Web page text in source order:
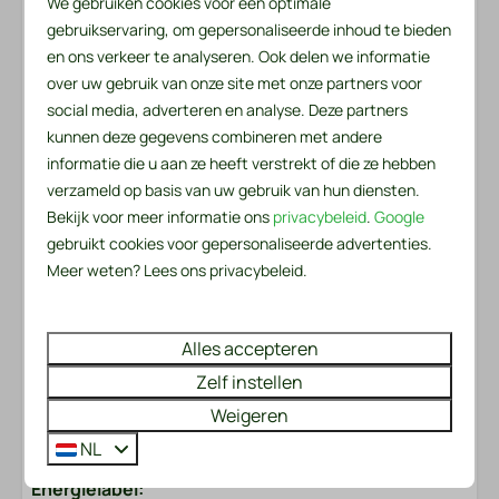
Dichtbij het strand
Vrijstaand
Dichtbij het zwembad
Op een resort
Aan het water
Buiten
Tuin
Zonnewering: Parasol
Terras: Niet overdekt
Parkeerplaats: 6
Bedden zijn opgemaakt en handdoeken liggen
klaar
De bedden zijn opgemaakt en per persoon ligt er een
handdoekenpakket met een kleine en grote handdoek
voor u klaar. Een keukenhanddoek en theedoeken zijn
ook aanwezig.
Let op: De garage die aan de villa grenst wordt
gebruikt als linnenkamer. Houd er rekening mee dat
gebruik van zal maken. Onze accommodaties kunnen
uitsluitend voor recreatieve doeleinden worden
gehuurd.
Energielabel:
gebruikservaring, om gepersonaliseerde inhoud te bieden
en ons verkeer te analyseren. Ook delen we informatie
over uw gebruik van onze site met onze partners voor
social media, adverteren en analyse. Deze partners
kunnen deze gegevens combineren met andere
informatie die u aan ze heeft verstrekt of die ze hebben
verzameld op basis van uw gebruik van hun diensten.
Bekijk voor meer informatie ons privacybeleid.Google
gebruikt cookies voor gepersonaliseerde advertenties.
Meer weten? Lees ons privacybeleid.
Alles accepteren
Zelf instellen
Weigeren
NL